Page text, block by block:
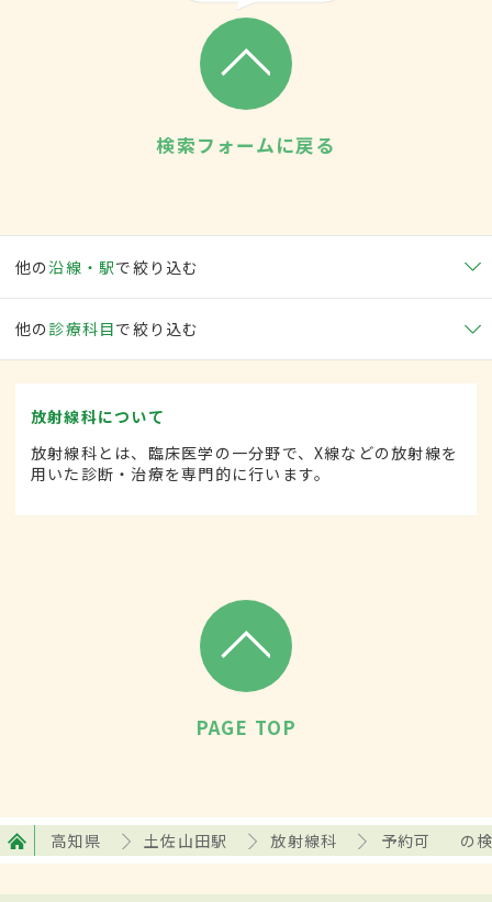
検索フォームに戻る
他の沿線・駅で絞り込む
他の 診療科目で絞り込む
放射線科について
放射線科とは、臨床医学の一分野で、X線などの放射線を
用いた診断・治療を専門的に行います。
PAGE TOP
高知県 土佐山田駅 放射線科 予約可 の